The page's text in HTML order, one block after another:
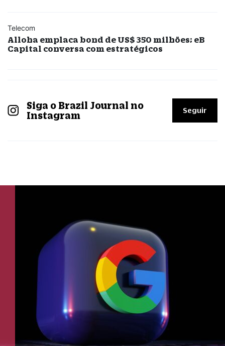
Telecom
Alloha emplaca bond de US$ 350 milhões; eB
Capital conversa com estratégicos
Siga o Brazil Journal no
Instagram
Seguir